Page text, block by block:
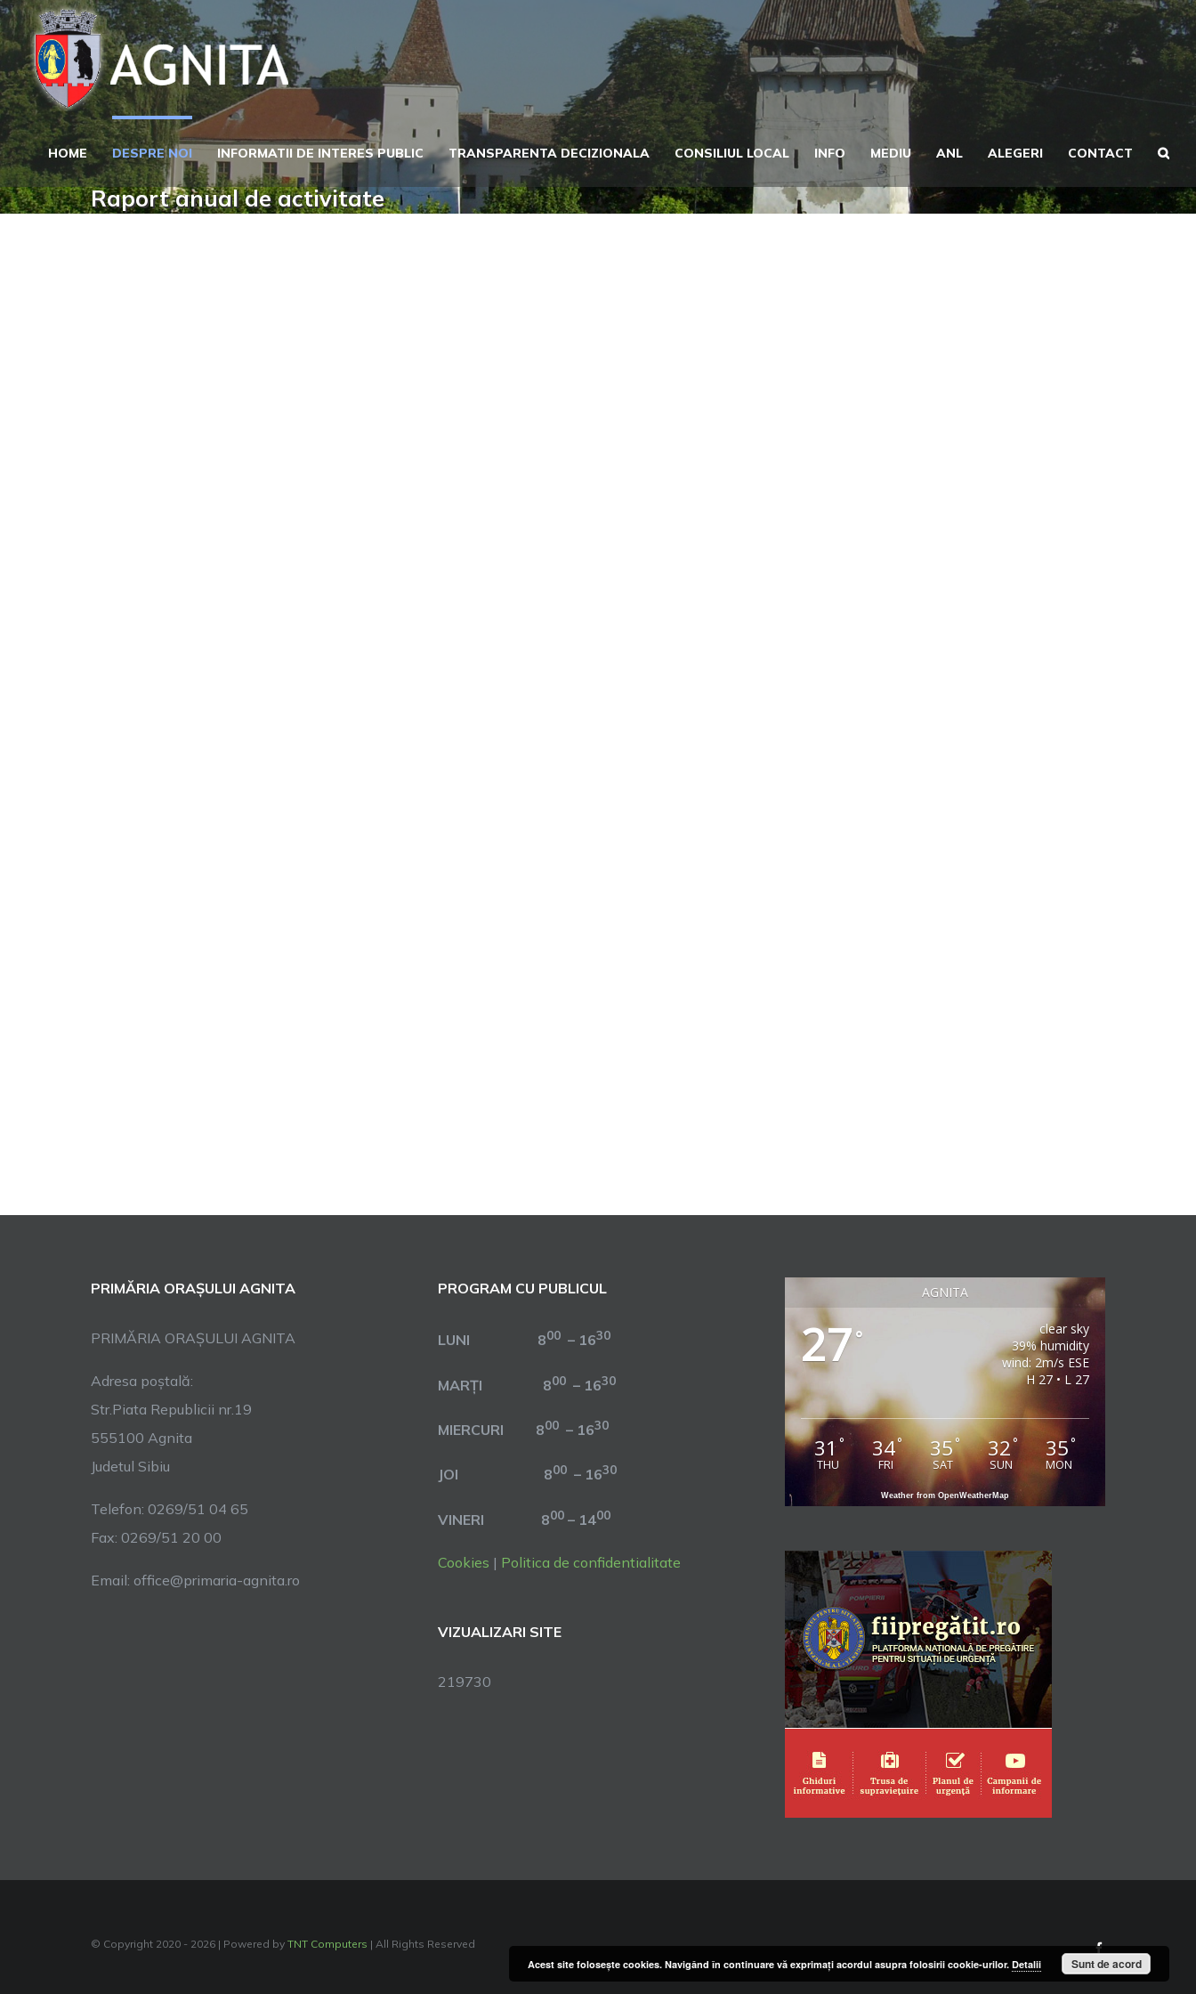
Skip
to
content
HOME DESPRE NOI INFORMATII DE INTERES PUBLIC TRANSPARENTA DECIZIONALA CONSILIUL LOCAL INFO MEDIU ANL ALEGERI CONTACT
Raport anual de activitate
PRIMĂRIA ORAȘULUI AGNITA
PRIMĂRIA ORAȘULUI AGNITA
Adresa poștală:
Str.Piata Republicii nr.19
555100 Agnita
Judetul Sibiu
Telefon: 0269/51 04 65
Fax: 0269/51 20 00
Email: office@primaria-agnita.ro
PROGRAM CU PUBLICUL
LUNI 800 – 1630
MARȚI 800 – 1630
MIERCURI 800 – 1630
JOI 800 – 1630
VINERI 800 – 1400
Cookies | Politica de confidentialitate
VIZUALIZARI SITE
219730
AGNITA
27°
clear sky
39% humidity
wind: 2m/s ESE
H 27 • L 27
31 °
THU
34°
FRI
35°
SAT
32°
SUN
35°
MON
Weather from OpenWeatherMap
© Copyright 2020 - 2026 | Powered by TNT Computers | All Rights Reserved Facebook
Acest site foloseşte cookies. Navigând în continuare vă exprimaţi acordul asupra folosirii cookie-urilor. Detalii Sunt de acord